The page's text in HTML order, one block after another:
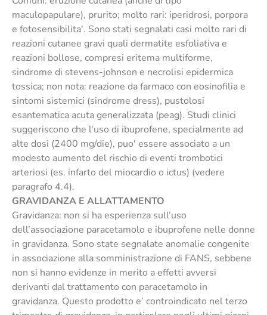
maculopapulare), prurito; molto rari: iperidrosi, porpora
e fotosensibilita'. Sono stati segnalati casi molto rari di
reazioni cutanee gravi quali dermatite esfoliativa e
reazioni bollose, compresi eritema multiforme,
sindrome di stevens-johnson e necrolisi epidermica
tossica; non nota: reazione da farmaco con eosinofilia e
sintomi sistemici (sindrome dress), pustolosi
esantematica acuta generalizzata (peag). Studi clinici
suggeriscono che l'uso di ibuprofene, specialmente ad
alte dosi (2400 mg/die), puo' essere associato a un
modesto aumento del rischio di eventi trombotici
arteriosi (es. infarto del miocardio o ictus) (vedere
paragrafo 4.4).
GRAVIDANZA E ALLATTAMENTO
Gravidanza: non si ha esperienza sull’uso
dell’associazione paracetamolo e ibuprofene nelle donne
in gravidanza. Sono state segnalate anomalie congenite
in associazione alla somministrazione di FANS, sebbene
non si hanno evidenze in merito a effetti avversi
derivanti dal trattamento con paracetamolo in
gravidanza. Questo prodotto e’ controindicato nel terzo